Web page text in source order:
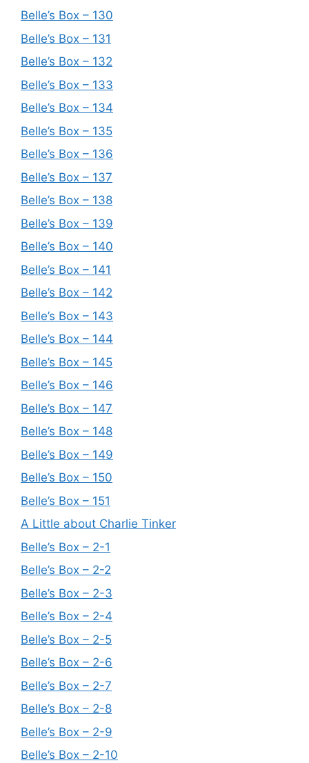
Belle’s Box – 130
Belle’s Box – 131
Belle’s Box – 132
Belle’s Box – 133
Belle’s Box – 134
Belle’s Box – 135
Belle’s Box – 136
Belle’s Box – 137
Belle’s Box – 138
Belle’s Box – 139
Belle’s Box – 140
Belle’s Box – 141
Belle’s Box – 142
Belle’s Box – 143
Belle’s Box – 144
Belle’s Box – 145
Belle’s Box – 146
Belle’s Box – 147
Belle’s Box – 148
Belle’s Box – 149
Belle’s Box – 150
Belle’s Box – 151
A Little about Charlie Tinker
Belle’s Box – 2-1
Belle’s Box – 2-2
Belle’s Box – 2-3
Belle’s Box – 2-4
Belle’s Box – 2-5
Belle’s Box – 2-6
Belle’s Box – 2-7
Belle’s Box – 2-8
Belle’s Box – 2-9
Belle’s Box – 2-10